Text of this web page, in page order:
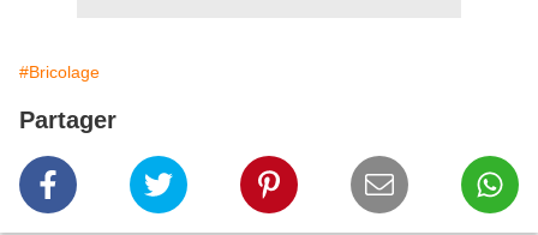
#Bricolage
Partager